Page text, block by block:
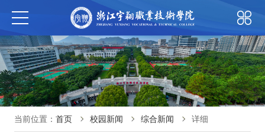
当前位置： 首页 校园新闻 综合新闻 详细